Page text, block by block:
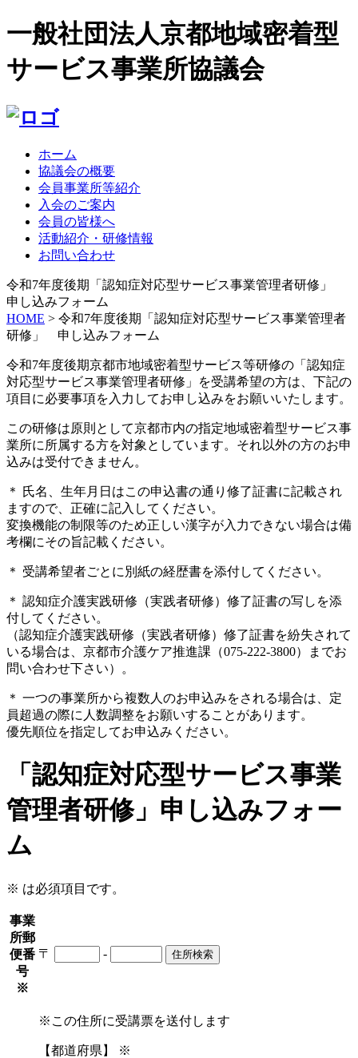
一般社団法人京都地域密着型
サービス事業所協議会
ホーム
協議会の概要
会員事業所等紹介
入会のご案内
会員の皆様へ
活動紹介・研修情報
お問い合わせ
令和7年度後期「認知症対応型サービス事業管理者研修」
申し込みフォーム
HOME > 令和7年度後期「認知症対応型サービス事業管理者
研修」 申し込みフォーム
令和7年度後期京都市地域密着型サービス等研修の「認知症
対応型サービス事業管理者研修」を受講希望の方は、下記の
項目に必要事項を入力してお申し込みをお願いいたします。
この研修は原則として京都市内の指定地域密着型サービス事
業所に所属する方を対象としています。それ以外の方のお申
込みは受付できません。
＊ 氏名、生年月日はこの申込書の通り修了証書に記載され
ますので、正確に記入してください。
変換機能の制限等のため正しい漢字が入力できない場合は備
考欄にその旨記載ください。
＊ 受講希望者ごとに別紙の経歴書を添付してください。
＊ 認知症介護実践研修（実践者研修）修了証書の写しを添
付してください。
（認知症介護実践研修（実践者研修）修了証書を紛失されて
いる場合は、京都市介護ケア推進課（075-222-3800）までお
問い合わせ下さい）。
＊ 一つの事業所から複数人のお申込みをされる場合は、定
員超過の際に人数調整をお願いすることがあります。
優先順位を指定してお申込みください。
「認知症対応型サービス事業
管理者研修」申し込みフォー
ム
※ は必須項目です。
事業
所郵
便番
号
※
〒 - 住所検索
※この住所に受講票を送付します
【都道府県】 ※